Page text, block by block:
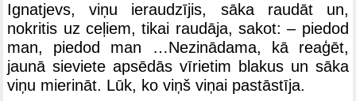
Ignatjevs, viņu ieraudzījis, sāka raudāt un,
nokritis uz ceļiem, tikai raudāja, sakot: – piedod
man, piedod man …Nezinādama, kā reaģēt,
jaunā sieviete apsēdās vīrietim blakus un sāka
viņu mierināt. Lūk, ko viņš viņai pastāstīja.